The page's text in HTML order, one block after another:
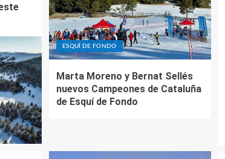
ESQUÍ DE FONDO
Marta Moreno y Bernat Sellés
nuevos Campeones de Cataluña
de Esquí de Fondo